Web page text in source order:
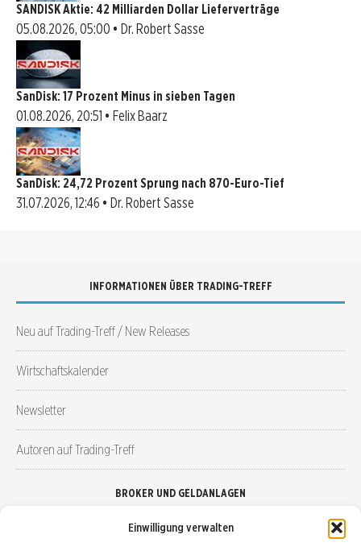
Einwilligung verwalten
SANDISK Aktie: 42 Milliarden Dollar Lieferverträge
05.08.2026, 05:00 • Dr. Robert Sasse
SanDisk: 17 Prozent Minus in sieben Tagen
01.08.2026, 20:51 • Felix Baarz
SanDisk: 24,72 Prozent Sprung nach 870-Euro-Tief
31.07.2026, 12:46 • Dr. Robert Sasse
INFORMATIONEN ÜBER TRADING-TREFF
Neu auf Trading-Treff / New Releases
Wirtschaftskalender
Newsletter
Autoren auf Trading-Treff
BROKER UND GELDANLAGEN